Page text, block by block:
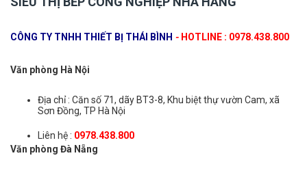
CÔNG TY TNHH THIẾT BỊ THÁI BÌNH - HOTLINE : 0978.438.800
Văn phòng Hà Nội
Địa chỉ : Căn số 71, dãy BT3-8, Khu biệt thự vườn Cam, xã
Sơn Đồng, TP Hà Nội
Liên hệ : 0978.438.800
Văn phòng Đà Nẵng